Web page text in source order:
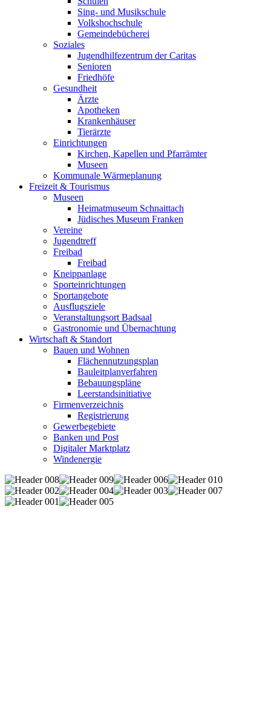
Sing- und Musikschule
Volkshochschule
Gemeindebücherei
Soziales
Jugendhilfezentrum der Caritas
Senioren
Friedhöfe
Gesundheit
Ärzte
Apotheken
Krankenhäuser
Tierärzte
Einrichtungen
Kirchen, Kapellen und Pfarrämter
Museen
Kommunale Wärmeplanung
Freizeit & Tourismus
Museen
Heimatmuseum Schnaittach
Jüdisches Museum Franken
Vereine
Jugendtreff
Freibad
Freibad
Kneippanlage
Sporteinrichtungen
Sportangebote
Ausflugsziele
Veranstaltungsort Badsaal
Gastronomie und Übernachtung
Wirtschaft & Standort
Bauen und Wohnen
Flächennutzungsplan
Bauleitplanverfahren
Bebauungspläne
Leerstandsinitiative
Firmenverzeichnis
Registrierung
Gewerbegebiete
Banken und Post
Digitaler Marktplatz
Windenergie